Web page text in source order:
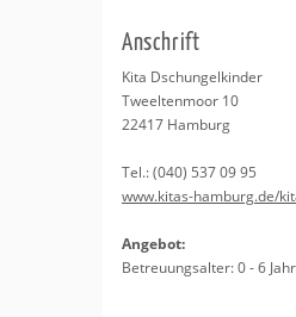
Beratung
Kurse
Regionale Tipps
An­schrift
Kita Dschun­gel­kin­der
Tweel­ten­moor 10
22417 Ham­burg
Tel.:(040) 537 09 95
www.​kitas-​hamburg.​de/​
An­ge­bot:
Be­treu­ungs­al­ter: 0 - 6